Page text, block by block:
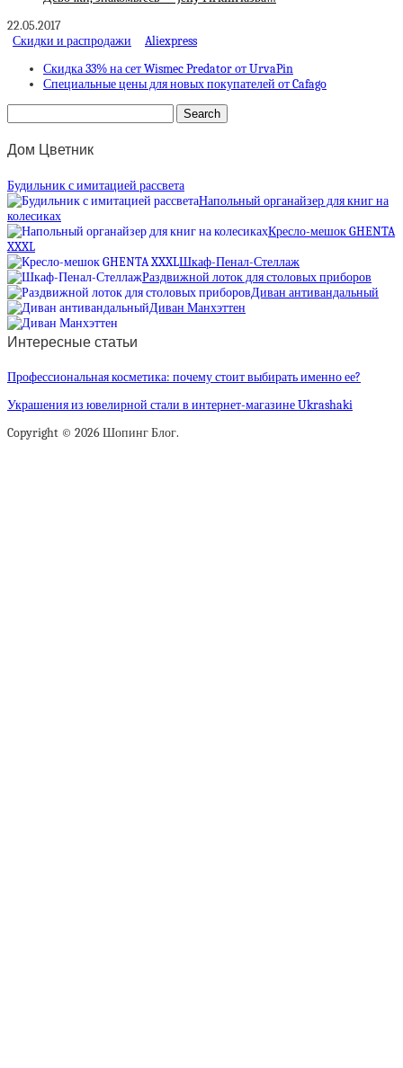
22.05.2017
Скидки и распродажи
Aliexpress
Скидка 33% на сет Wismec Predator от UrvaPin
Специальные цены для новых покупателей от Cafago
Дом Цветник
Будильник с имитацией рассвета
Напольный органайзер для книг на
колесиках
Кресло-мешок GHENTA
XXXL
Шкаф-Пенал-Стеллаж
Раздвижной лоток для столовых приборов
Диван антивандальный
Диван Манхэттен
Интересные статьи
Профессиональная косметика: почему стоит выбирать именно ее?
Украшения из ювелирной стали в интернет-магазине Ukrashaki
Copyright © 2026 Шопинг Блог.